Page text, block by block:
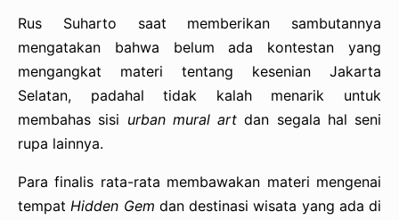
Rus Suharto saat memberikan sambutannya
mengatakan bahwa belum ada kontestan yang
mengangkat materi tentang kesenian Jakarta
Selatan, padahal tidak kalah menarik untuk
membahas sisi urban mural art dan segala hal seni
rupa lainnya.
Para finalis rata-rata membawakan materi mengenai
tempatHidden Gem dan destinasi wisata yang ada di